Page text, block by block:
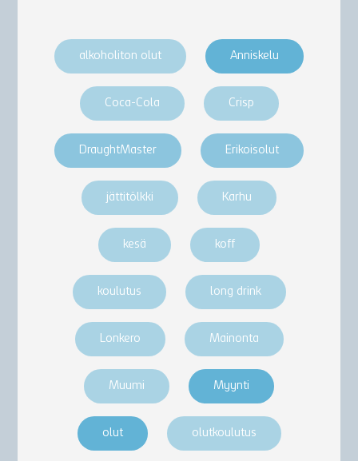
alkoholiton olut Anniskelu
Coca-Cola Crisp
DraughtMaster Erikoisolut
jättitölkki Karhu
kesä koff
koulutus long drink
Lonkero Mainonta
Muumi Myynti
olut olutkoulutus